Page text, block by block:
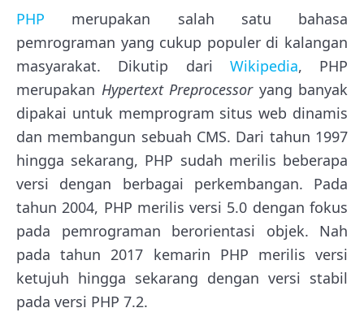
PHP merupakan salah satu bahasa
pemrograman yang cukup populer di kalangan
masyarakat. Dikutip dari Wikipedia, PHP
merupakan Hypertext Preprocessoryang banyak
dipakai untuk memprogram situs web dinamis
dan membangun sebuah CMS. Dari tahun 1997
hingga sekarang, PHP sudah merilis beberapa
versi dengan berbagai perkembangan. Pada
tahun 2004, PHP merilis versi 5.0 dengan fokus
pada pemrograman berorientasi objek. Nah
pada tahun 2017 kemarin PHP merilis versi
ketujuh hingga sekarang dengan versi stabil
pada versi PHP 7.2.